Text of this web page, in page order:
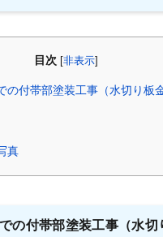
目次 [非表示
の付帯部塗装工事（水切り板
真
の付帯部塗装工事（水切